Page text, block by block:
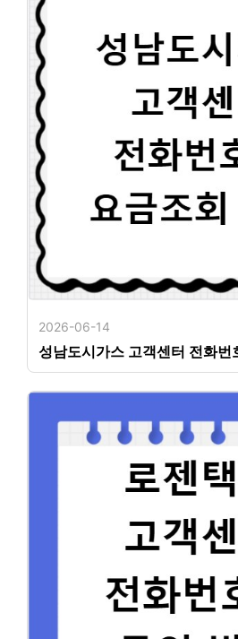
2026-06-14
성남도시가스 고객센터 전화번